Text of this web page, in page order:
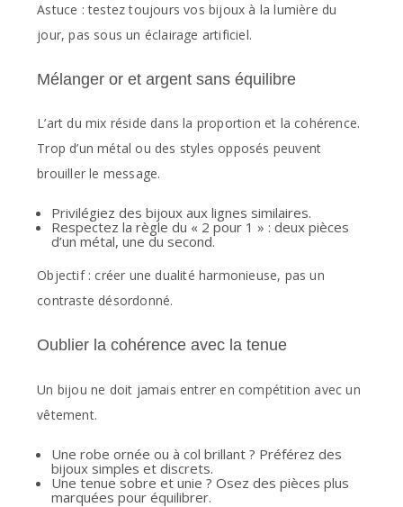
Astuce : testez toujours vos bijoux à la lumière du
jour, pas sous un éclairage artificiel.
Mélanger or et argent sans équilibre
L’art du mix réside dans la proportion et la cohérence.
Trop d’un métal ou des styles opposés peuvent
brouiller le message.
Privilégiez des bijoux aux lignes similaires.
Respectez la règle du « 2 pour 1 » : deux pièces
d’un métal, une du second.
Objectif : créer une dualité harmonieuse, pas un
contraste désordonné.
Oublier la cohérence avec la tenue
Un bijou ne doit jamais entrer en compétition avec un
vêtement.
Une robe ornée ou à col brillant ? Préférez des
bijoux simples et discrets.
Une tenue sobre et unie ? Osez des pièces plus
marquées pour équilibrer.